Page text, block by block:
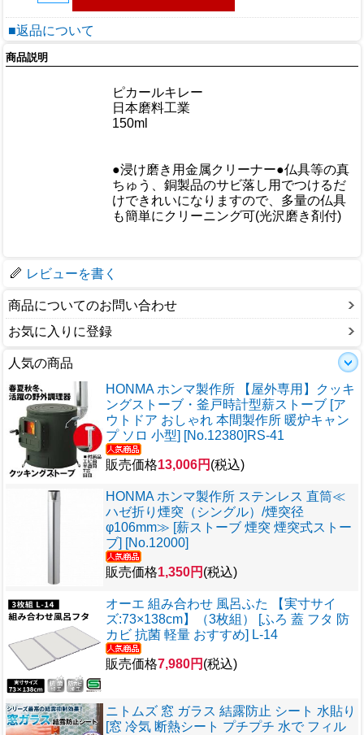
■返品について
商品説明
ピカールキレー
日本磨料工業
150ml
●浸け磨き用金属クリーナー●仏具等の真
ちゅう、銅製品のサビ落し用でつけるだ
けできれいになりますので、多量の仏具
も簡単にクリーニング可(光沢磨き剤付)
レビューを書く
商品についてのお問い合わせ
お気に入りに登録
人気の商品
HONMA ホンマ製作所 【屋外専用】クッキ
ングストーブ・釜戸時計型薪ストーブ [ア
ウトドア おしゃれ 本間製作所 暖炉キャン
プ ソロ 小型] [No.12380]RS-41
販売価格13,006円 (税込)
HONMA ホンマ製作所 ステンレス 直筒≪
ハゼ折り煙突（シングル）/煙突径
φ106mm≫ [薪ストーブ 煙突 煙突式ストー
ブ] [No.12000]
販売価格1,350円 (税込)
オーエ 組み合わせ 風呂ふた 【実寸サイ
ズ:73×138cm】（3枚組） [ふろ 蓋 フタ 防
カビ 抗菌 軽量 おすすめ] L-14
販売価格7,980円 (税込)
ニトムズ 窓 ガラス 結露防止 シート 水貼り
[窓 冷気 断熱シート プチプチ 水で フィル